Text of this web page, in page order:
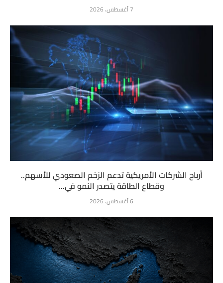
7 أغسطس، 2026
أرباح الشركات الأمريكية تدعم الزخم الصعودي للأسهم..
وقطاع الطاقة يتصدر النمو في...
6 أغسطس، 2026